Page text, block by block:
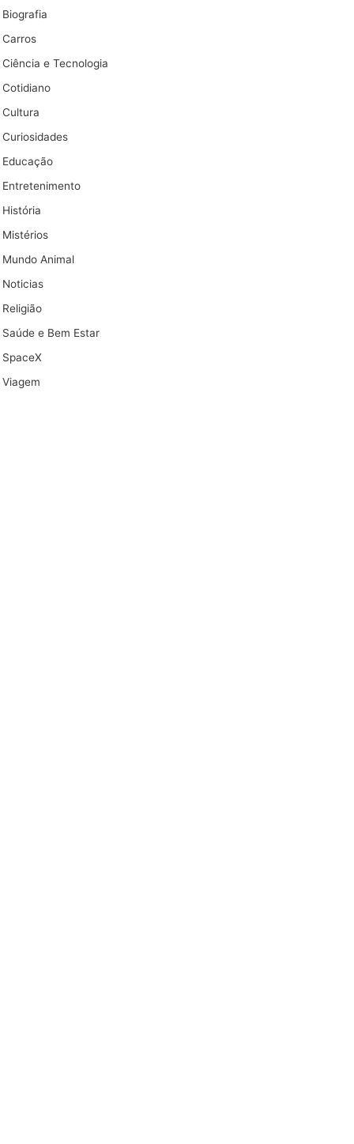
Biografia
Carros
Ciência e Tecnologia
Cotidiano
Cultura
Curiosidades
Educação
Entretenimento
História
Mistérios
Mundo Animal
Noticias
Religião
Saúde e Bem Estar
SpaceX
Viagem